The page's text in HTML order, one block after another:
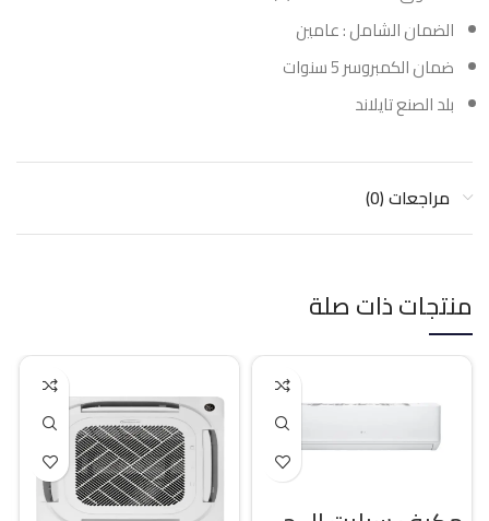
الضمان الشامل : عامين
ضمان الكمبروسر 5 سنوات
بلد الصنع تايلاند
مراجعات (0)
منتجات ذات صلة